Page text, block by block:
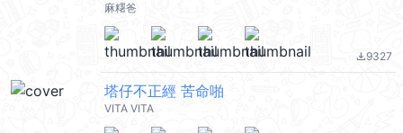
麻糬爸
file_download9327
塔仔不正經 苦命啪
VITA VITA